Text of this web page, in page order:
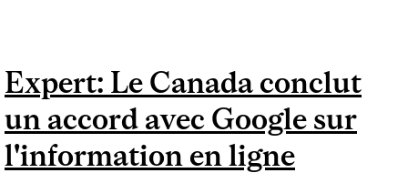
À L’IA
Expert: Le Canada conclut
un accord avec Google sur
l'information en ligne